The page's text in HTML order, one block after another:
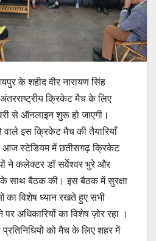
के शहीद वीर नारायण सिंह
क्रिकेट मैच के लिए
से ऑनलाइन शुरू हो जाएगी।
वाले इस क्रिकेट मैच की तैयारियाँ
आज स्टेडियम में छतीसगढ़ क्रिकेट
ने कलेक्टर डॉ सर्वेश्वर भुरे और
साथ बैठक की। इस बैठक में सुरक्षा
का विशेष ध्यान रखते हुए सभी
अधिकारियों का विशेष ज़ोर रहा ।
को मैच के लिए शहर में